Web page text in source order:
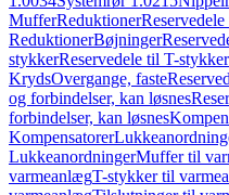
MufferReduktionerReservedele
ReduktionerBøjninger
stykkerReservedele til T-stykker
KrydsOvergange, faste
og forbindelser, kan løsnes
forbindelser, kan løsnes
Kompensatorer
LukkeanordningerMuffer til
varmeanlægT-stykker til